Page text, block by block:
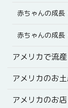
赤ちゃんの成
赤ちゃんの成
アメリカで流
アメリカのお
アメリカのお